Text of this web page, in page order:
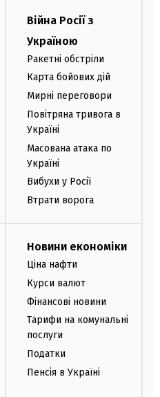
Війна Росії з
Україною
Ракетні обстріли
Карта бойових дій
Мирні переговори
Повітряна тривога в
Україні
Масована атака по
Україні
Вибухи у Росії
Втрати ворога
Новини економіки
Ціна нафти
Курси валют
Фінансові новини
Тарифи на комунальні
послуги
Податки
Пенсія в Україні